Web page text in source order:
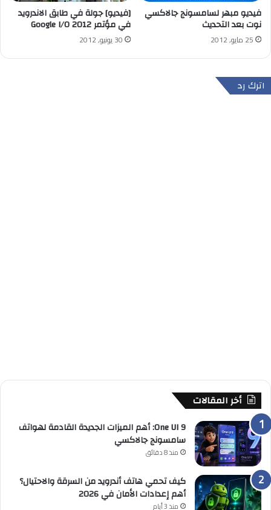
فيديو مبهر لسامسونج جالاكسي
نوت بعد التحديث
25 مايو, 2012
[فيديو] جولة في طابق الاندرويد
في مؤتمر Google I/O 2012
30 يونيو, 2012
اترك رد
أخر المقالات
One UI 9: أهم الميزات الجديدة القادمة لهواتف
سامسونج جالاكسي
منذ 8 دقائق
كيف تحمي هاتف أندرويد من السرقة والاحتيال؟
أهم إعدادات الأمان في 2026
منذ 3 أيام